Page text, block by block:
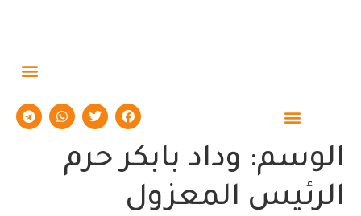
الوسم: وداد بابكر حرم
الرئيس المعزول